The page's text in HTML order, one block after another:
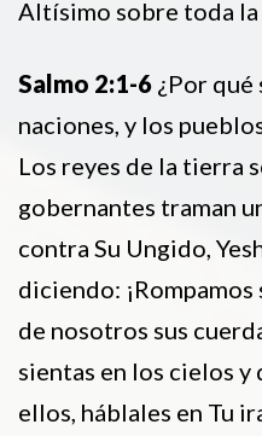
Altísimo sobre toda la
Salmo 2:1-6 ¿Por qué
naciones, y los
Los reyes de la tierra
gobernantes traman
contra Su Ungido,
diciendo: ¡Rompamos
de nosotros sus
sientas en los cielos y
ellos, háblales en Tu